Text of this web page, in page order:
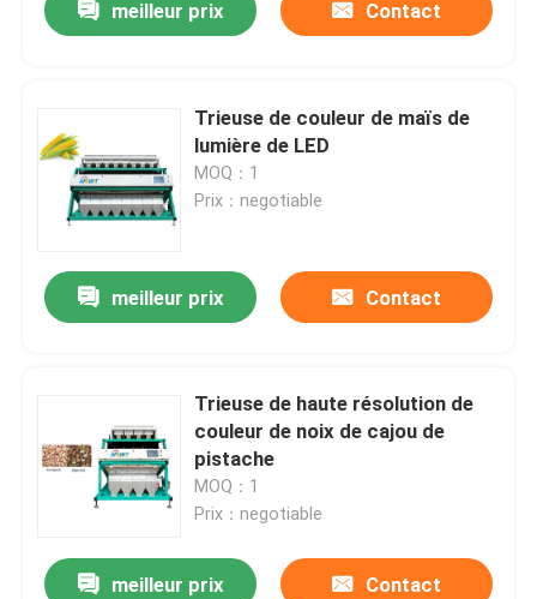
meilleur prix Contact
Trieuse de couleur de maïs de
lumière de LED
MOQ：1
Prix：negotiable
meilleur prix Contact
Trieuse de haute résolution de
couleur de noix de cajou de
pistache
MOQ：1
Prix：negotiable
meilleur prix Contact